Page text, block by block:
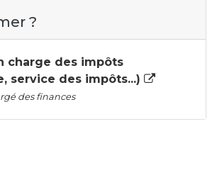
?
charge des impôts
service des impôts...)
des finances